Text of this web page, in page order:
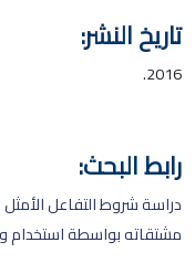
تاريخ النشر:
2016.
رابط البحث:
دراسة شروط التفاعل
مشتقاته بواسطة استخدام